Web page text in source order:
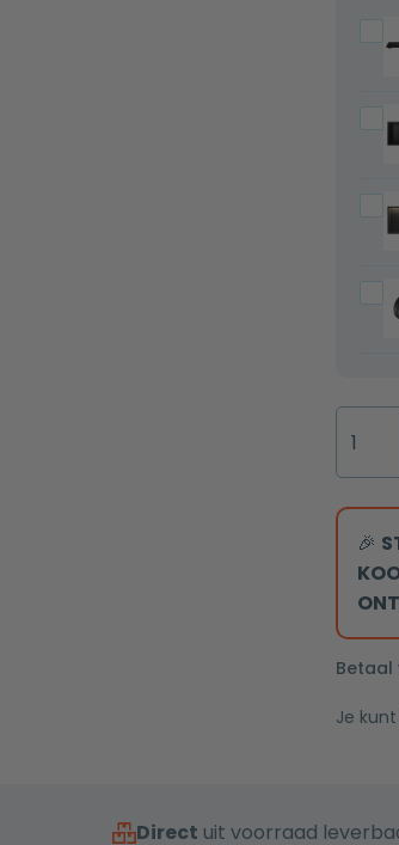
inbouw
mat
zwart
drie-
knops
onder
🎉
Betaal
Je
Direct uit voorraad